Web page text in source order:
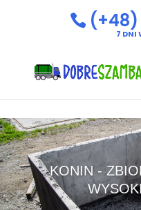
(+48)
7 DNI
KONIN -